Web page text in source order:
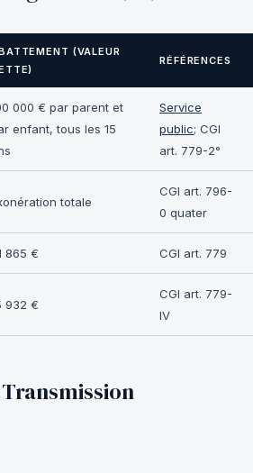
(VALEUR
RÉFÉRENCES
000 € par parent et
enfant, tous les 15
Service
public; CGI
art. 779-2°
totale
CGI art. 796-
0 quater
865 € CGI art. 779
932 €
CGI art. 779-
IV